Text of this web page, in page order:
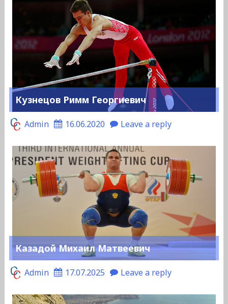
Кузнецов Римм Георгиевич
Admin 16.06.2020 Leave a reply
Казадой Михаил Матвеевич
Admin 17.07.2025 Leave a reply